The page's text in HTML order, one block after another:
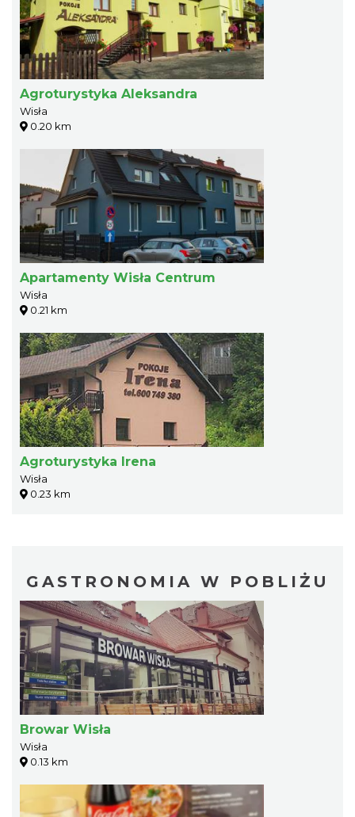
Agroturystyka Aleksandra
Wisła
0.20 km
Apartamenty Wisła Centrum
Wisła
0.21 km
Agroturystyka Irena
Wisła
0.23 km
GASTRONOMIA W POBLIŻU
Browar Wisła
Wisła
0.13 km